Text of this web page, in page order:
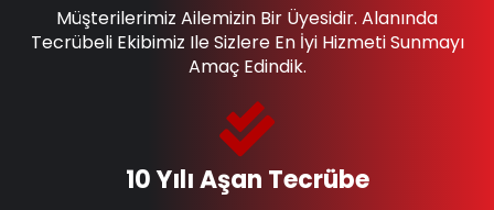
10 Yılı Aşan Tecrübe
Müşterilerimiz Ailemizin Bir Üyesidir. Alanında
Tecrübeli Ekibimiz Ile Sizlere En İyi Hizmeti Sunmayı
Amaç Edindik.